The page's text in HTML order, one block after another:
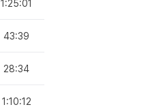
1:25:01
43:39
28:34
1:10:12